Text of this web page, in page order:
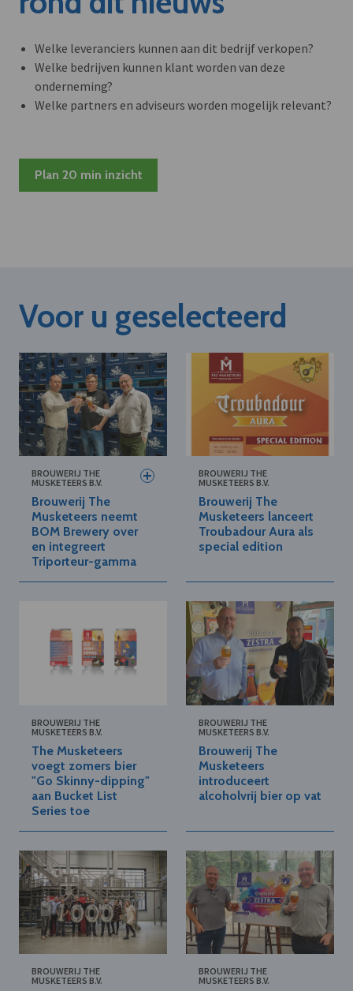
Welke leveranciers kunnen aan dit bedrijf verkopen?
Welke bedrijven kunnen klant worden van deze
onderneming?
Welke partners en adviseurs worden mogelijk relevant?
Plan 20 min inzicht
Voor u geselecteerd
BROUWERIJ THE
MUSKETEERS B.V.
Brouwerij The
Musketeers neemt
BOM Brewery over
en integreert
Triporteur-gamma
BROUWERIJ THE
MUSKETEERS B.V.
Brouwerij The
Musketeers lanceert
Troubadour Aura als
special edition
BROUWERIJ THE
MUSKETEERS B.V.
The Musketeers
voegt zomers bier
"Go Skinny-dipping"
aan Bucket List
Series toe
BROUWERIJ THE
MUSKETEERS B.V.
Brouwerij The
Musketeers
introduceert
alcoholvrij bier op vat
BROUWERIJ THE
MUSKETEERS B.V.
BROUWERIJ THE
MUSKETEERS B.V.